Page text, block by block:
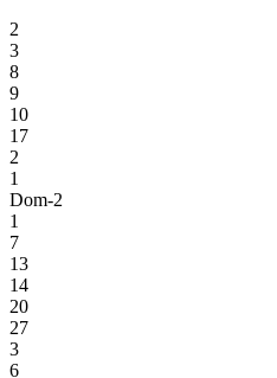
2
3
8
9
10
17
2
1
Dom-2
1
7
13
14
20
27
3
6